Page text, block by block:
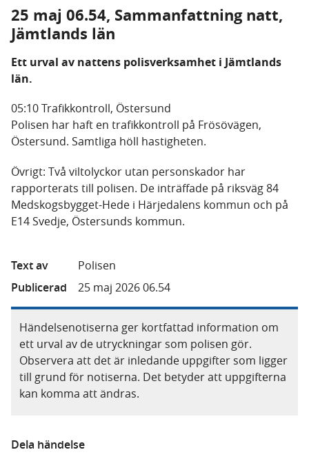
25 maj 06.54, Sammanfattning natt,
Jämtlands län
Ett urval av nattens polisverksamhet i Jämtlands
län.
05:10 Trafikkontroll, Östersund
Polisen har haft en trafikkontroll på Frösövägen,
Östersund. Samtliga höll hastigheten.
Övrigt: Två viltolyckor utan personskador har
rapporterats till polisen. De inträffade på riksväg 84
Medskogsbygget-Hede i Härjedalens kommun och på
E14 Svedje, Östersunds kommun.
Text av
Polisen
Publicerad
25 maj 2026 06.54
Händelsenotiserna ger kortfattad information om
ett urval av de utryckningar som polisen gör.
Observera att det är inledande uppgifter som ligger
till grund för notiserna. Det betyder att uppgifterna
kan komma att ändras.
Dela händelse